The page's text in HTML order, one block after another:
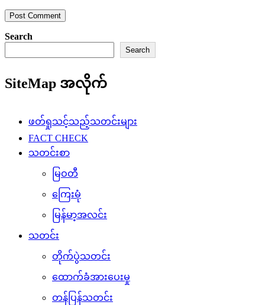
Search
Search
SiteMap အလိုက်
ဖတ်ရှုသင့်သည့်သတင်းများ
FACT CHECK
သတင်းစာ
မြဝတီ
ကြေးမုံ
မြန်မာ့အလင်း
သတင်း
တိုက်ပွဲသတင်း
ထောက်ခံအားပေးမှု
တန်ပြန်သတင်း